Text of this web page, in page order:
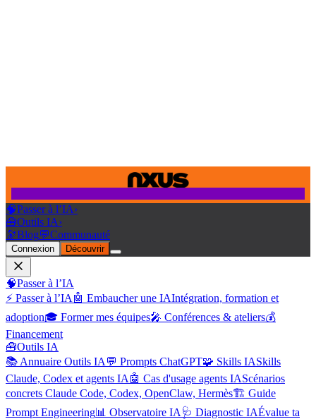
🧠Passer à l’IA›
🧰Outils IA›
🔭Blog💬Communauté
Connexion Découvrir
🧠Passer à l’IA
⚡ Passer à l’IA 🤖 Embaucher une IAIntégration, formation et
adoption🎓 Former mes équipes🎤 Conférences & ateliers💰
Financement
🧰Outils IA
📚 Annuaire Outils IA 💬 Prompts ChatGPT🧩 Skills IASkills
Claude, Codex et agents IA 🤖 Cas d'usage agents IAScénarios
concrets Claude Code, Codex, OpenClaw, Hermès🏗️ Guide
Prompt Engineering📊 Observatoire IA 🩺 Diagnostic IAÉvalue ta